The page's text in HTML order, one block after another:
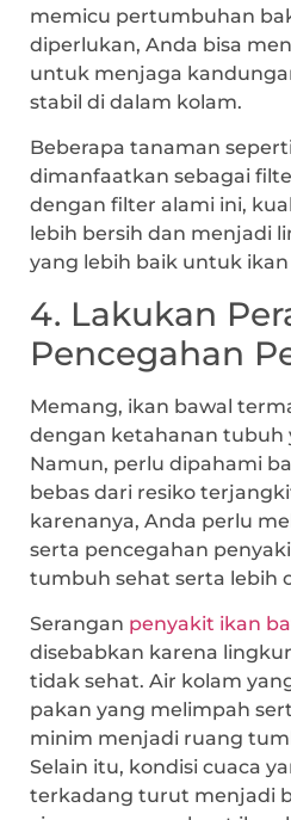
memicu pertumbuhan
diperlukan, Anda bisa
untuk menjaga
stabil di dalam kolam.
Beberapa tanaman
dimanfaatkan sebagai
dengan filter alami ini,
lebih bersih dan menjadi
yang lebih baik untuk ikan
4. Lakukan
Pencegahan
Memang, ikan bawal
dengan ketahanan tubuh
Namun, perlu dipahami
bebas dari resiko
karenanya, Anda perlu
serta pencegahan
tumbuh sehat serta lebih
Serangan penyakit ikan
disebabkan karena
tidak sehat. Air kolam
pakan yang melimpah
minim menjadi ruang
Selain itu, kondisi cuaca
terkadang turut menjadi